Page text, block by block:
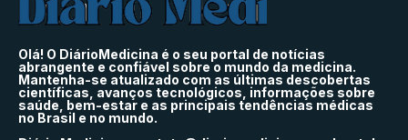
Olá! O DiárioMedicina é o seu portal de notícias
abrangente e confiável sobre o mundo da medicina.
Mantenha-se atualizado com as últimas descobertas
científicas, avanços tecnológicos, informações sobre
saúde, bem-estar e as principais tendências médicas
no Brasil e no mundo.